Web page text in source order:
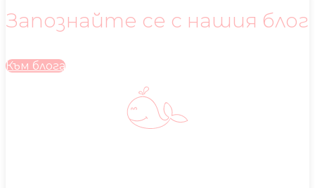
Запознайте се с нашия блог
Към блога